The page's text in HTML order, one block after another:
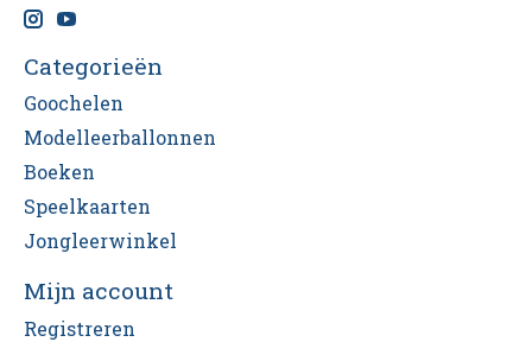
Categorieën
Goochelen
Modelleerballonnen
Boeken
Speelkaarten
Jongleerwinkel
Mijn account
Registreren